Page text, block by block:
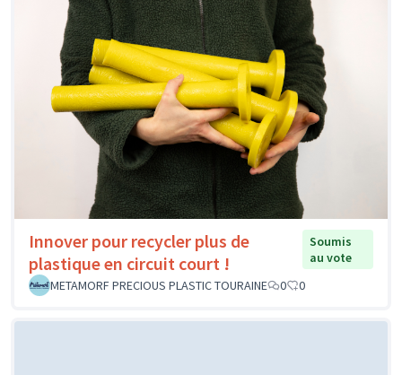
Innover pour recycler plus de
plastique en circuit court !
Soumis
au vote
METAMORF PRECIOUS PLASTIC TOURAINE
0 0